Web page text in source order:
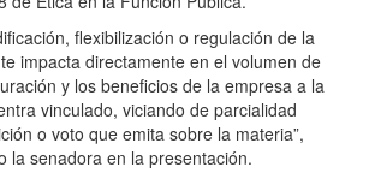
flexibilización o regulación de la
impacta directamente en el volumen de
y los beneficios de la empresa a la
vinculado, viciando de parcialidad
o voto que emita sobre la materia”,
la senadora en la presentación.